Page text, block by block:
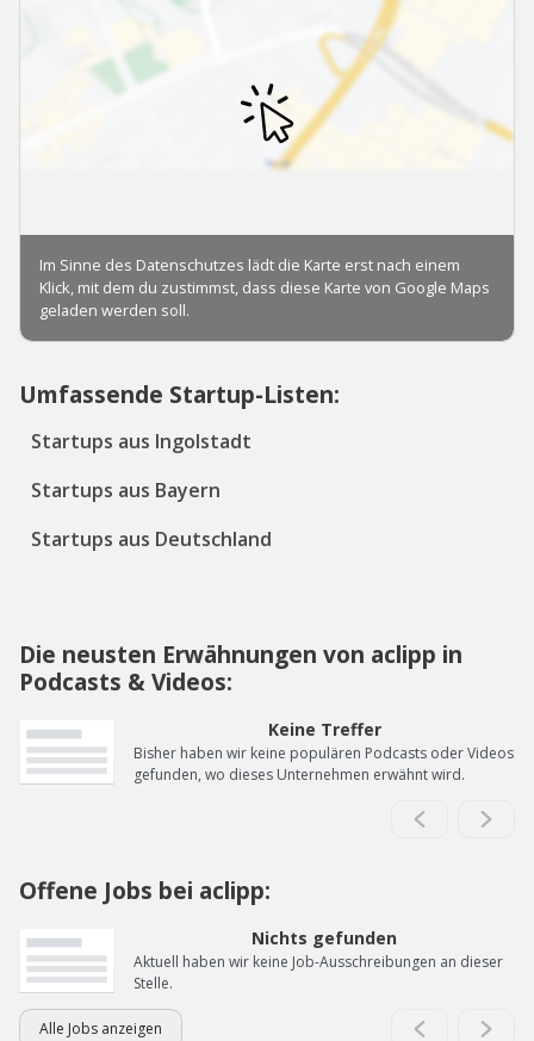
Umfassende Startup-Listen:
Startups aus Ingolstadt
Startups aus Bayern
Startups aus Deutschland
Die neusten Erwähnungen von aclipp in
Podcasts & Videos:
Keine Treffer
Bisher haben wir keine populären Podcasts oder Videos
gefunden, wo dieses Unternehmen erwähnt wird.
Offene Jobs bei aclipp:
Nichts gefunden
Aktuell haben wir keine Job-Ausschreibungen an dieser
Stelle.
Alle Jobs anzeigen